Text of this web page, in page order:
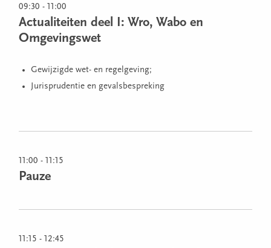
09:30 - 11:00
Actualiteiten deel I: Wro, Wabo en
Omgevingswet
Gewijzigde wet- en regelgeving;
Jurisprudentie en gevalsbespreking
11:00 - 11:15
Pauze
11:15 - 12:45